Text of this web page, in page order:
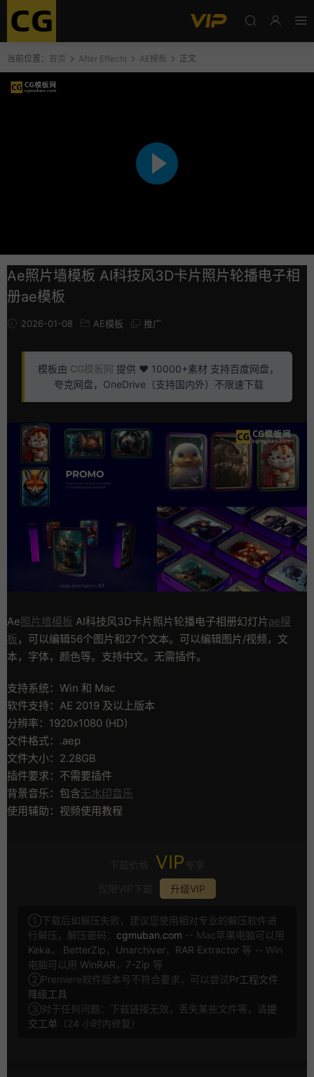
当前位置： 首页 After Effects AE模板 正文
Ae照片墙模板 AI科技风3D卡片照片轮播电子相
册ae模板
2026-01-08 AE模板 推广
模板由 CG模板网 提供 ❤️ 10000+素材 支持百度网盘，
夸克网盘，OneDrive（支持国内外）不限速下载
Ae照片墙模板 AI科技风3D卡片照片轮播电子相册幻灯片ae模
板 ，可以编辑56个图片和27个文本。可以编辑图片/视频，文
本，字体，颜色等。支持中文。无需插件。
支持系统：Win 和 Mac
软件支持：AE 2019 及以上版本
分辨率：1920x1080 (HD)
文件格式：.aep
文件大小：2.28GB
插件要求：不需要插件
背景音乐：包含无水印音乐
使用辅助：视频使用教程
VIP
升级VIP
①下载后如解压失败，建议您使用相对专业的解压软件进
行解压，解压密码： cgmuban.com -- Mac苹果电脑可以用
Keka ， BetterZip ， Unarchiver， RAR Extractor 等 -- Win
电脑可以用 WinRAR ， 7-Zip 等
②Premiere软件版本号不符合要求，可以尝试Pr工程文件
降级工具
③对于任何问题：下载链接无效，丢失某些文件等，请提
交工单 （24 小时内修复）